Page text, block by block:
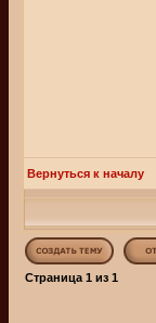
Вернуться к началу
Страница 1 из 1